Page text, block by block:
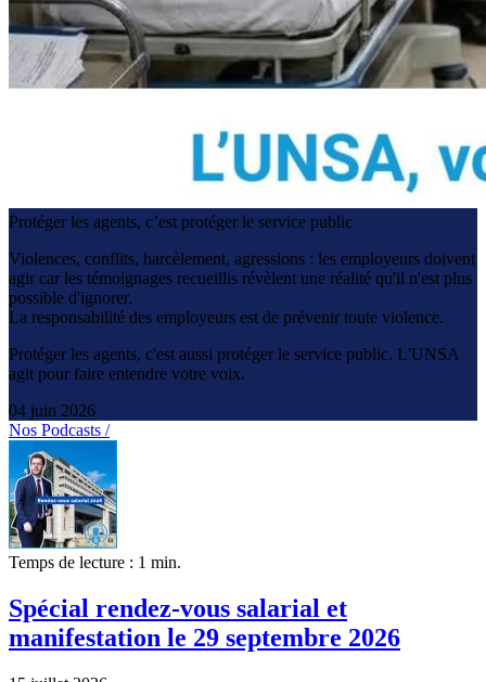
Protéger les agents, c’est protéger le service public
Violences, conflits, harcèlement, agressions : les employeurs doivent
agir car les témoignages recueillis révèlent une réalité qu'il n'est plus
possible d'ignorer.
La responsabilité des employeurs est de prévenir toute violence.
Protéger les agents, c'est aussi protéger le service public. L'UNSA
agit pour faire entendre votre voix.
04 juin 2026
Nos Podcasts /
Temps de lecture : 1 min.
Spécial rendez-vous salarial et
manifestation le 29 septembre 2026